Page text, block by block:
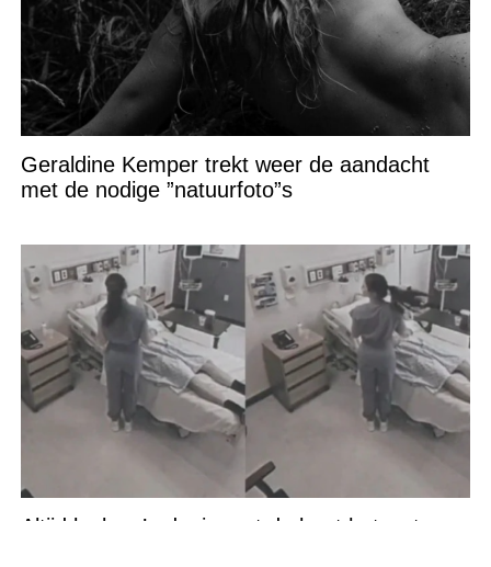
Geraldine Kemper trekt weer de aandacht
met de nodige ”natuurfoto”s
Altijd leuk zo’n dagje met de boot het water